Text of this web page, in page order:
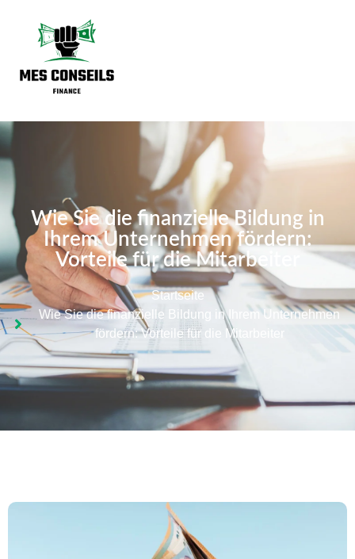
Wie Sie die finanzielle Bildung in
Ihrem Unternehmen fördern:
Vorteile für die Mitarbeiter
Startseite
Wie Sie die finanzielle Bildung in Ihrem Unternehmen
fördern: Vorteile für die Mitarbeiter